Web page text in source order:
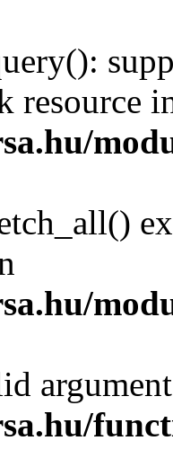
resource